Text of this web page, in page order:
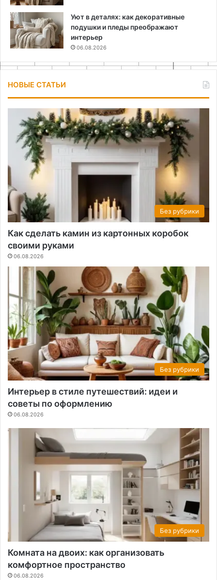
Уют в деталях: как декоративные
подушки и пледы преображают
интерьер
06.08.2026
НОВЫЕ СТАТЬИ
Без рубрики
Как сделать камин из картонных коробок
своими руками
06.08.2026
Без рубрики
Интерьер в стиле путешествий: идеи и
советы по оформлению
06.08.2026
Без рубрики
Комната на двоих: как организовать
комфортное пространство
06.08.2026